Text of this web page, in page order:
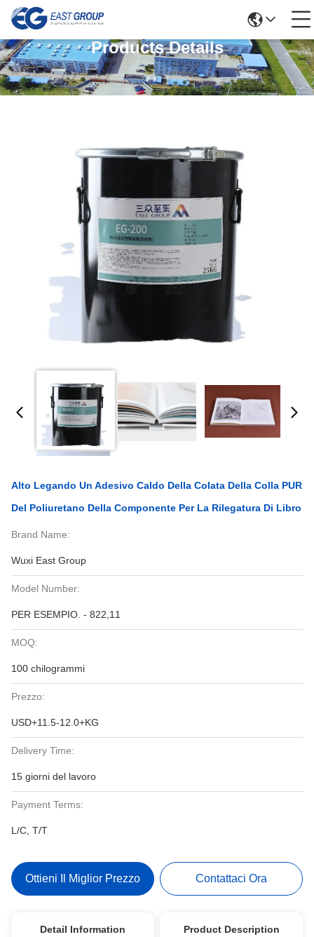
Products Details
Alto Legando Un Adesivo Caldo Della Colata Della Colla PUR
Del Poliuretano Della Componente Per La Rilegatura Di Libro
Brand Name:
Wuxi East Group
Model Number:
PER ESEMPIO. - 822,11
MOQ:
100 chilogrammi
Prezzo:
USD+11.5-12.0+KG
Delivery Time:
15 giorni del lavoro
Payment Terms:
L/C, T/T
Ottieni Il Miglior Prezzo Contattaci Ora
Detail Information Product Description